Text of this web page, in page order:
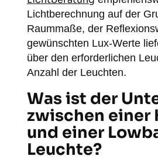
Lichtberechnung auf der
Raummaße, der
gewünschten Lux-Werte
über den erforderlichen
Anzahl der Leuchten.
Was ist der
zwischen einer
und einer
Leuchte?